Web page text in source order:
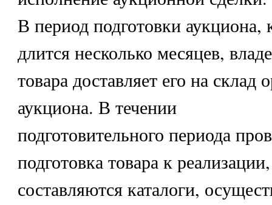
В период подготовки аукциона,
длится несколько месяцев,
товара доставляет его на склад
аукциона. В течении
подготовительного периода
подготовка товара к реализации,
составляются каталоги,